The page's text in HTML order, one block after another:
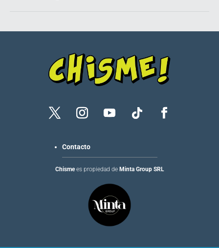
Contacto
Chismees propiedad de Minta Group SRL